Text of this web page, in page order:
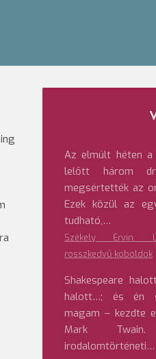
Az elmúlt héten
lelőtt három
megsértették az
Ezek közül az
tudható,…
Székely Ervin:
rosszkedvű koboldok
Shakespeare
halott…; és én
magam – kezdte
Mark
irodalomtörténeti…